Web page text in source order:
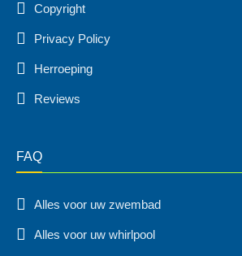
Copyright
Privacy Policy
Herroeping
Reviews
FAQ
Alles voor uw zwembad
Alles voor uw whirlpool